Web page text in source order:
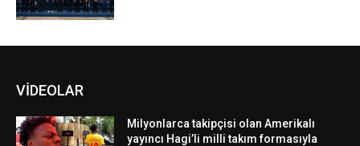
VİDEOLAR
Milyonlarca takipçisi olan Amerikalı
yayıncı Hagi’li milli takım formasıyla